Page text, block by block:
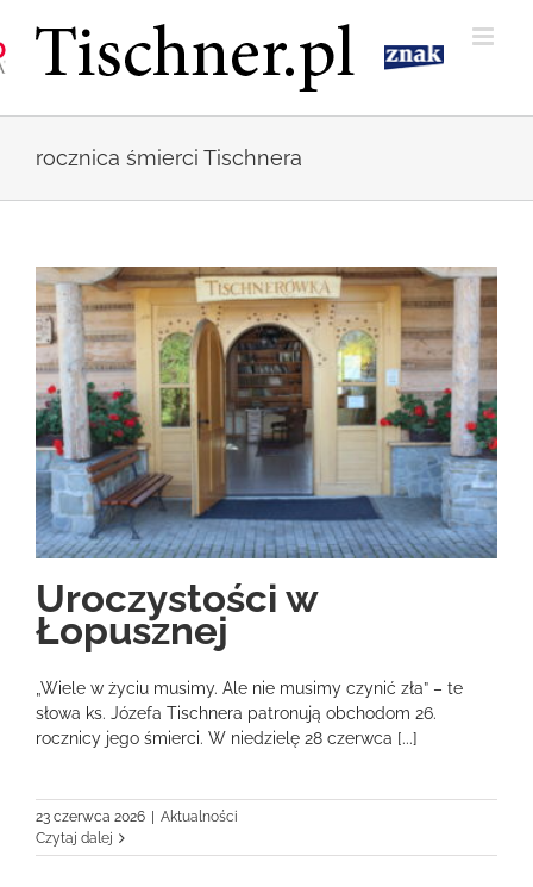
zawartości
rocznica śmierci Tischnera
Uroczystości w
Łopusznej
„Wiele w życiu musimy. Ale nie musimy czynić zła” – te
słowa ks. Józefa Tischnera patronują obchodom 26.
rocznicy jego śmierci. W niedzielę 28 czerwca [...]
23 czerwca 2026
Aktualności
Czytaj dalej